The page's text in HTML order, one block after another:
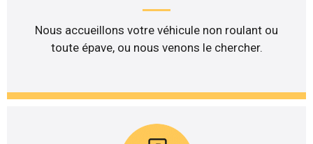
Nous accueillons votre véhicule non roulant ou
toute épave, ou nous venons le chercher.